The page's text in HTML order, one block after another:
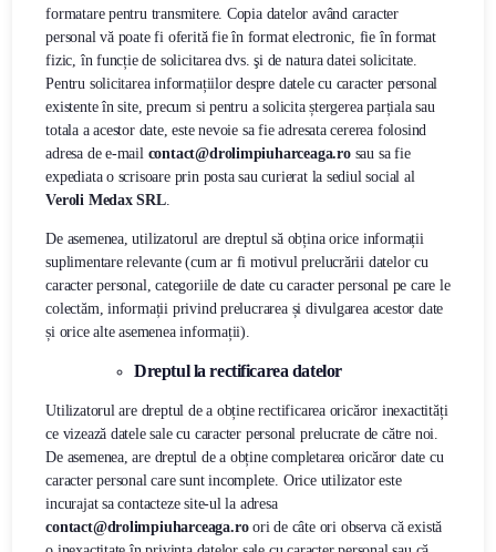
formatare pentru transmitere. Copia datelor având caracter
personal vă poate fi oferită fie în format electronic, fie în format
fizic, în funcție de solicitarea dvs. şi de natura datei solicitate.
Pentru solicitarea informațiilor despre datele cu caracter personal
existente în site, precum si pentru a solicita ștergerea parțiala sau
totala a acestor date, este nevoie sa fie adresata cererea folosind
adresa de e-mail contact@drolimpiuharceaga.rosau sa fie
expediata o scrisoare prin posta sau curierat la sediul social al
Veroli Medax SRL.
De asemenea, utilizatorul are dreptul să obțina orice informații
suplimentare relevante (cum ar fi motivul prelucrării datelor cu
caracter personal, categoriile de date cu caracter personal pe care le
colectăm, informații privind prelucrarea și divulgarea acestor date
și orice alte asemenea informații).
Dreptul la rectificarea datelor
Utilizatorul are dreptul de a obține rectificarea oricăror inexactități
ce vizează datele sale cu caracter personal prelucrate de către noi.
De asemenea, are dreptul de a obține completarea oricăror date cu
caracter personal care sunt incomplete. Orice utilizator este
incurajat sa contacteze site-ul la adresa
contact@drolimpiuharceaga.roori de câte ori observa că există